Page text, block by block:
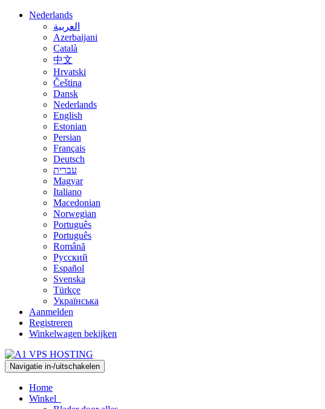
Nederlands
العربية
Azerbaijani
Català
中文
Hrvatski
Čeština
Dansk
Nederlands
English
Estonian
Persian
Français
Deutsch
עברית
Magyar
Italiano
Macedonian
Norwegian
Português
Português
Română
Русский
Español
Svenska
Türkçe
Українська
Aanmelden
Registreren
Winkelwagen bekijken
Navigatie in-/uitschakelen
Home
Winkel